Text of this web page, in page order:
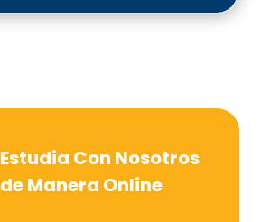
Estudia Con Nosotros
de Manera Online